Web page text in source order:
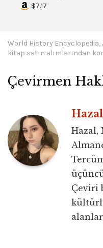
$7.17
World History Encyclopedia,
kitap satın alımlarından
Çevirmen
Hazal,
Çeviri